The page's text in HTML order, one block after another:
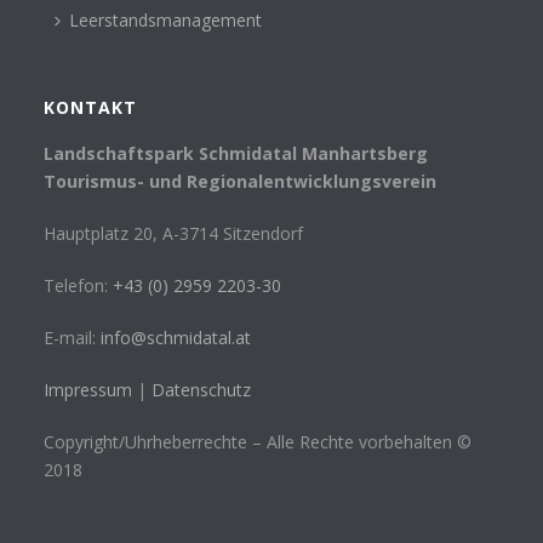
Leerstandsmanagement
KONTAKT
Landschaftspark Schmidatal Manhartsberg
Tourismus- und Regionalentwicklungsverein
Hauptplatz 20, A-3714 Sitzendorf
Telefon: +43 (0) 2959 2203-30
E-mail: info@schmidatal.at
Impressum | Datenschutz
Copyright/Uhrheberrechte – Alle Rechte vorbehalten ©
2018